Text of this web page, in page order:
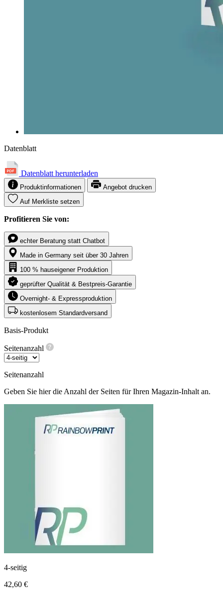
Datenblatt
Datenblatt herunterladen
Produktinformationen
Angebot drucken
Auf Merkliste setzen
Profitieren Sie von:
echter Beratung statt Chatbot
Made in Germany seit über 30 Jahren
100 % hauseigener Produktion
geprüfter Qualität & Bestpreis-Garantie
Overnight- & Expressproduktion
kostenlosem Standardversand
Basis-Produkt
Seitenanzahl
Seitenanzahl
Geben Sie hier die Anzahl der Seiten für Ihren Magazin-Inhalt an.
4-seitig
42,60 €